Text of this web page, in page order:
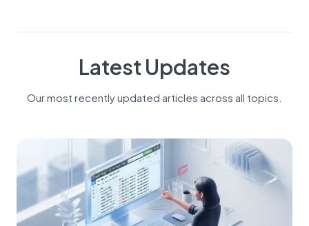
Latest Updates
Our most recently updated articles across all topics.